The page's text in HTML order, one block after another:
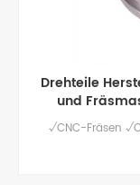
Drehteile
und
√CNC-Fräsen